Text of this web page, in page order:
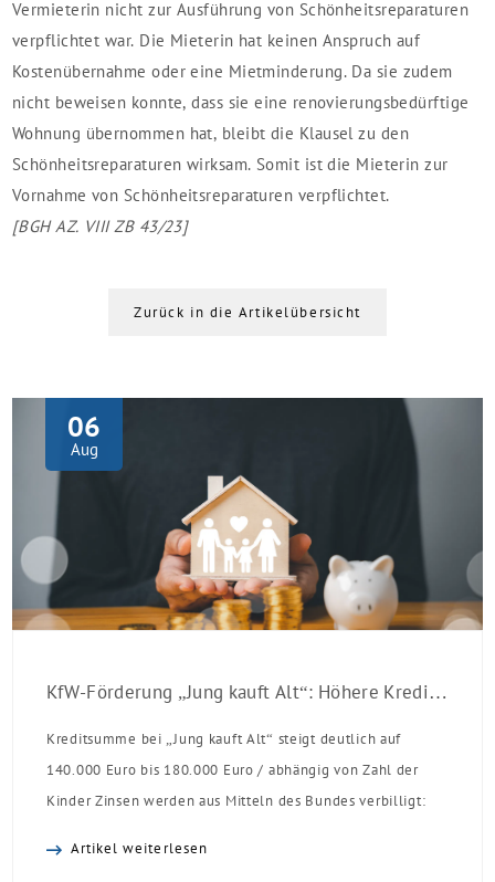
Vermieterin nicht zur Ausführung von Schönheitsreparaturen
verpflichtet war. Die Mieterin hat keinen Anspruch auf
Kostenübernahme oder eine Mietminderung. Da sie zudem
nicht beweisen konnte, dass sie eine renovierungsbedürftige
Wohnung übernommen hat, bleibt die Klausel zu den
Schönheitsreparaturen wirksam. Somit ist die Mieterin zur
Vornahme von Schönheitsreparaturen verpflichtet.
[BGH AZ. VIII ZB 43/23]
Zurück in die Artikelübersicht
06
Aug
KfW-Förderung „Jung kauft Alt“: Höhere Kredite ab August 2026
Kreditsumme bei „Jung kauft Alt“ steigt deutlich auf
140.000 Euro bis 180.000 Euro / abhängig von Zahl der
Kinder Zinsen werden aus Mitteln des Bundes verbilligt:
Artikel weiterlesen